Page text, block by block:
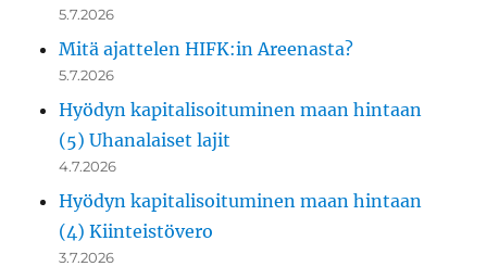
5.7.2026
Mitä ajattelen HIFK:in Areenasta?
5.7.2026
Hyödyn kapitalisoituminen maan hintaan
(5) Uhanalaiset lajit
4.7.2026
Hyödyn kapitalisoituminen maan hintaan
(4) Kiinteistövero
3.7.2026